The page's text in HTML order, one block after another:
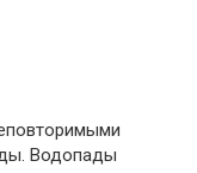
Водопады